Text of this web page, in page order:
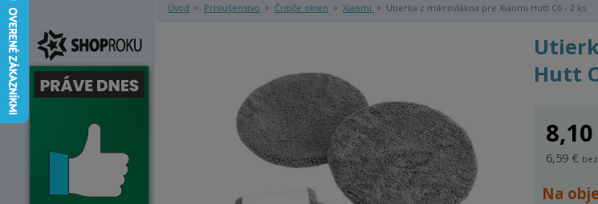
Úvod » Príslušenstvo » Čističe okien » Xiaomi » Utierka z mikrovlákna pre Xiaomi Hutt C6 - 2 ks
Hutt
6,59 €
Na